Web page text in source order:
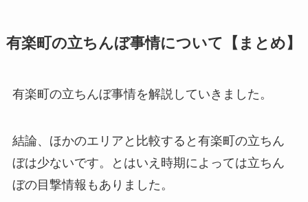
有楽町の立ちんぼ事情について【まとめ】
有楽町の立ちんぼ事情を解説していきました。
結論、ほかのエリアと比較すると有楽町の立ちん
ぼは少ないです。とはいえ時期によっては立ちん
ぼの目撃情報もありました。